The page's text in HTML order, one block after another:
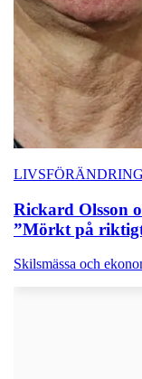
LIVSFÖRÄNDRING
Rickard Olsson
”Mörkt på
Skilsmässa och